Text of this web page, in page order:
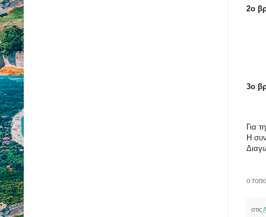
2ο
3ο
Για
Η
Ο
στις